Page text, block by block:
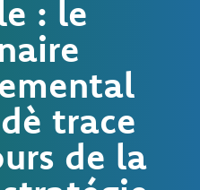
: le
trace
de la